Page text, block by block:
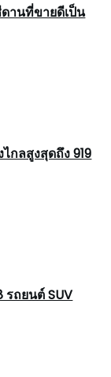
านที่ขายดีเป็น
กลสูงสุดถึง 919
รถยนต์ SUV